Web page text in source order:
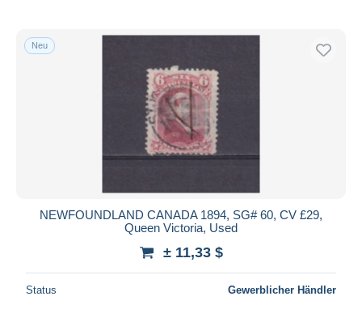
Neu
NEWFOUNDLAND CANADA 1894, SG# 60, CV £29,
Queen Victoria, Used
± 11,33 $
Status Gewerblicher Händler